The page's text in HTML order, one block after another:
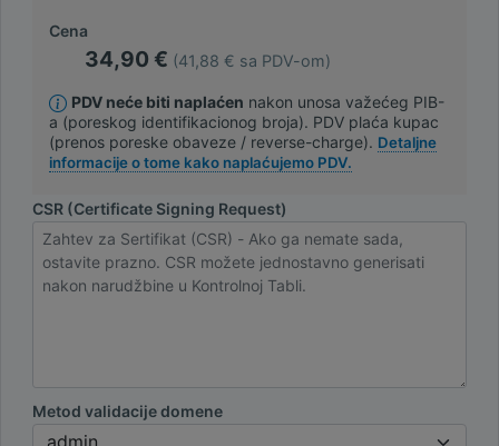
Cena
34,90 € (41,88 € sa PDV-om)
PDV neće biti naplaćen nakon unosa važećeg PIB-
a (poreskog identifikacionog broja). PDV plaća kupac
(prenos poreske obaveze / reverse-charge). Detaljne
informacije o tome kako naplaćujemo PDV.
CSR (Certificate Signing Request)
Metod validacije domene